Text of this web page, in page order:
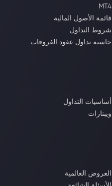
MT4
قائمة الأصول المالية
شروط التداول
حاسبة تداول عقود الفروقات
أساسيات التداول
ويبنارات
العروض العالمية